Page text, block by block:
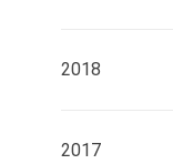
2018
2017